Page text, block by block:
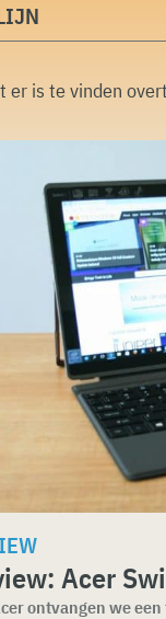
er is te vinden
Acer
ontvangen we